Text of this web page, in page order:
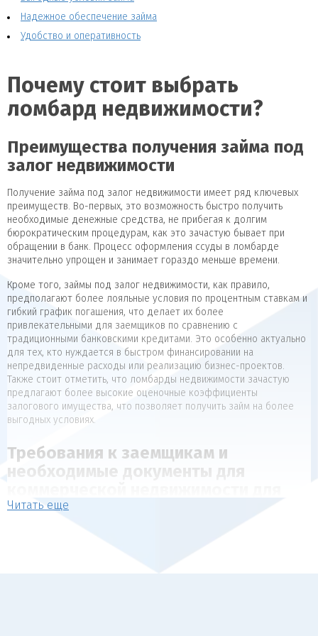
Надежное обеспечение займа
Удобство и оперативность
Почему стоит выбрать
ломбард недвижимости?
Преимущества получения займа под
залог недвижимости
Получение займа под залог недвижимости имеет ряд ключевых
преимуществ. Во-первых, это возможность быстро получить
необходимые денежные средства, не прибегая к долгим
бюрократическим процедурам, как это зачастую бывает при
обращении в банк. Процесс оформления ссуды в ломбарде
значительно упрощен и занимает гораздо меньше времени.
Кроме того, займы под залог недвижимости, как правило,
предполагают более лояльные условия по процентным ставкам и
гибкий график погашения, что делает их более
привлекательными для заемщиков по сравнению с
традиционными банковскими кредитами. Это особенно актуально
для тех, кто нуждается в быстром финансировании на
непредвиденные расходы или реализацию бизнес-проектов.
Также стоит отметить, что ломбарды недвижимости зачастую
предлагают более высокие оценочные коэффициенты
залогового имущества, что позволяет получить займ на более
выгодных условиях.
Требования к заемщикам и
необходимые документы для
коммерческой недвижимости
Читать еще